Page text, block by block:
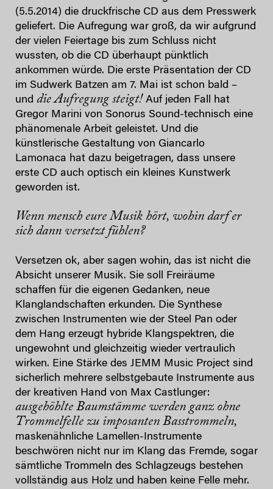
(5.5.2014) die druckfrische CD aus dem Presswerk
geliefert. Die Aufregung war groß, da wir aufgrund
der vielen Feiertage bis zum Schluss nicht
wussten, ob die CD überhaupt pünktlich
ankommen würde. Die erste Präsentation der CD
im Sudwerk Batzen am 7. Mai ist schon bald –
und die Aufregung steigt! Auf jeden Fall hat
Gregor Marini von Sonorus Sound-technisch eine
phänomenale Arbeit geleistet. Und die
künstlerische Gestaltung von Giancarlo
Lamonaca hat dazu beigetragen, dass unsere
erste CD auch optisch ein kleines Kunstwerk
geworden ist.
Wenn mensch eure Musik hört, wohin darf er
sich dann versetzt fühlen?
Versetzen ok, aber sagen wohin, das ist nicht die
Absicht unserer Musik. Sie soll Freiräume
schaffen für die eigenen Gedanken, neue
Klanglandschaften erkunden. Die Synthese
zwischen Instrumenten wie der Steel Pan oder
dem Hang erzeugt hybride Klangspektren, die
ungewohnt und gleichzeitig wieder vertraulich
wirken. Eine Stärke des JEMM Music Project sind
sicherlich mehrere selbstgebaute Instrumente aus
der kreativen Hand von Max Castlunger:
ausgehöhlte Baumstämme werden ganz ohne
Trommelfelle zu imposanten Basstrommeln,
maskenähnliche Lamellen-Instrumente
beschwören nicht nur im Klang das Fremde, sogar
sämtliche Trommeln des Schlagzeugs bestehen
vollständig aus Holz und haben keine Felle mehr.